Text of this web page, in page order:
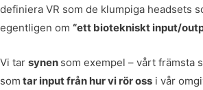
definiera VR som de klumpiga headsets
egentligen om “ett biotekniskt input/
Vi tar synen som exempel – vårt främsta
som tar input från hur vi rör oss i vår